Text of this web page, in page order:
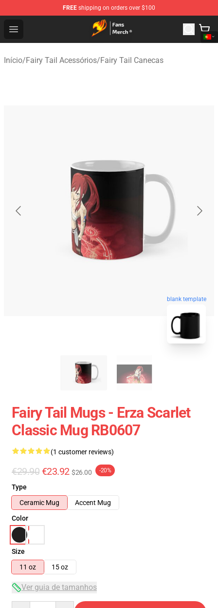
FREE shipping on orders over $100
Open menu
Fairy Tail Store - Official Fairy Tail Merchandise Shop
Início/Fairy Tail Acessórios/Fairy Tail Canecas
blank template
Fairy Tail Mugs - Erza Scarlet
Classic Mug RB0607
(1 customer reviews)
€29.90 €23.92 $26.00 -20%
Type
Ceramic Mug
Accent Mug
Color
Size
11 oz
15 oz
Ver guia de tamanhos